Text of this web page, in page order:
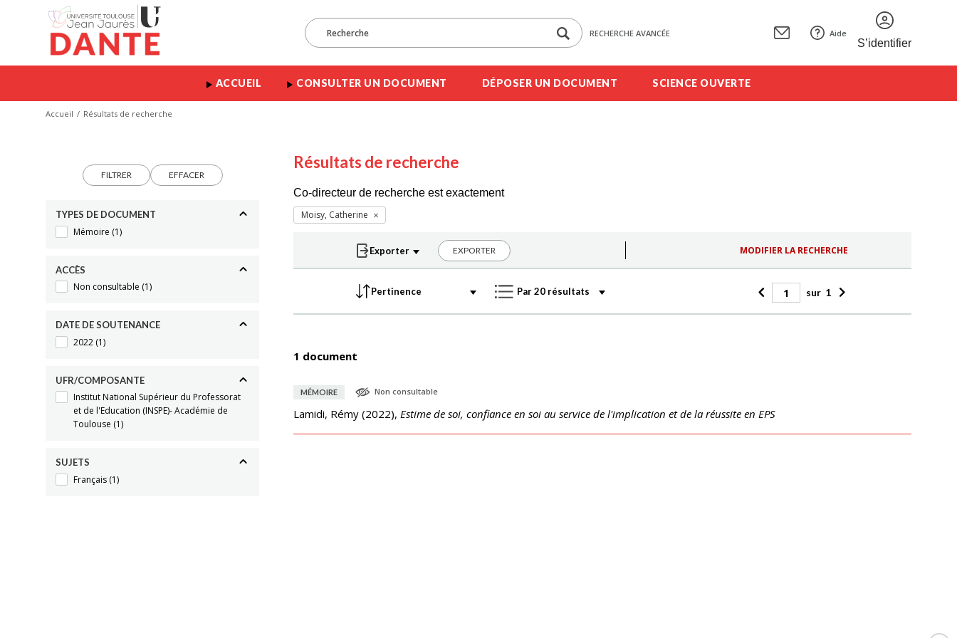
RECHERCHE AVANCÉE Aide
S’identifier
ACCUEIL CONSULTER UN DOCUMENT DÉPOSER UN DOCUMENT SCIENCE OUVERTE
Accueil Résultats de recherche
FILTRER EFFACER
TYPES DE DOCUMENT
Mémoire (1)
ACCÈS
Non consultable (1)
DATE DE SOUTENANCE
2022 (1)
UFR/COMPOSANTE
Institut National Supérieur du Professorat
et de l'Education (INSPE)- Académie de
Toulouse (1)
SUJETS
Français (1)
Résultats de recherche
Co-directeur de recherche est exactement
Moisy, Catherine
EXPORTER MODIFIER LA RECHERCHE
sur 1
1 document
MÉMOIRE Non consultable
Lamidi, Rémy (2022), Estime de soi, confiance en soi au service de l'implication et de la réussite en EPS